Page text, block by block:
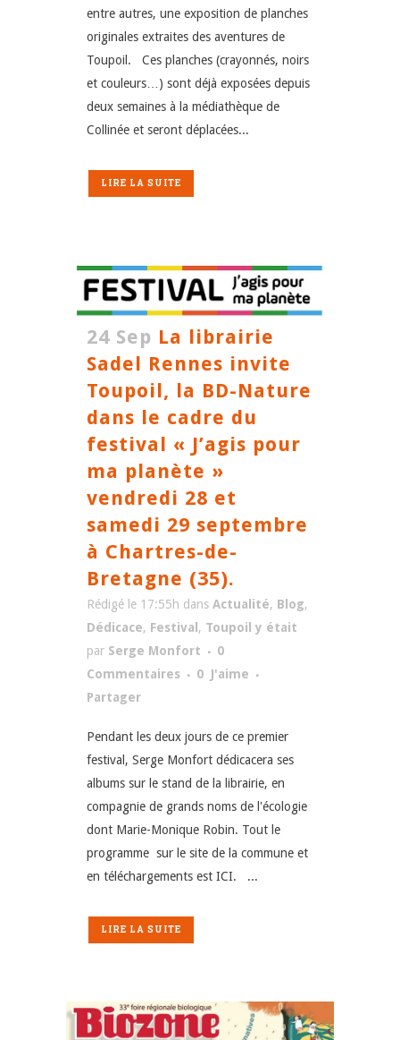
entre autres, une exposition de planches
originales extraites des aventures de
Toupoil. Ces planches (crayonnés, noirs
et couleurs…) sont déjà exposées depuis
deux semaines à la médiathèque de
Collinée et seront déplacées...
LIRE LA SUITE
24 Sep La librairie
Sadel Rennes invite
Toupoil, la BD-Nature
dans le cadre du
festival « J’agis pour
ma planète »
vendredi 28 et
samedi 29 septembre
à Chartres-de-
Bretagne (35).
Rédigé le 17:55h dans Actualité, Blog,
Dédicace, Festival , Toupoil y était
par Serge Monfort
0
Commentaires
0 J'aime
Partager
Pendant les deux jours de ce premier
festival, Serge Monfort dédicacera ses
albums sur le stand de la librairie, en
compagnie de grands noms de l'écologie
dont Marie-Monique Robin. Tout le
programme sur le site de la commune et
en téléchargements est ICI. ...
LIRE LA SUITE